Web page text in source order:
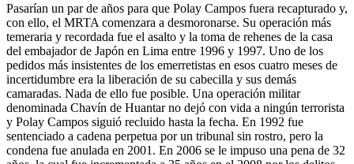
Pasarían un par de años para que Polay Campos fuera recapturado y,
con ello, el MRTA comenzara a desmoronarse. Su operación más
temeraria y recordada fue el asalto y la toma de rehenes de la casa
del embajador de Japón en Lima entre 1996 y 1997. Uno de los
pedidos más insistentes de los emerretistas en esos cuatro meses de
incertidumbre era la liberación de su cabecilla y sus demás
camaradas. Nada de ello fue posible. Una operación militar
denominada Chavín de Huantar no dejó con vida a ningún terrorista
y Polay Campos siguió recluido hasta la fecha. En 1992 fue
sentenciado a cadena perpetua por un tribunal sin rostro, pero la
condena fue anulada en 2001. En 2006 se le impuso una pena de 32